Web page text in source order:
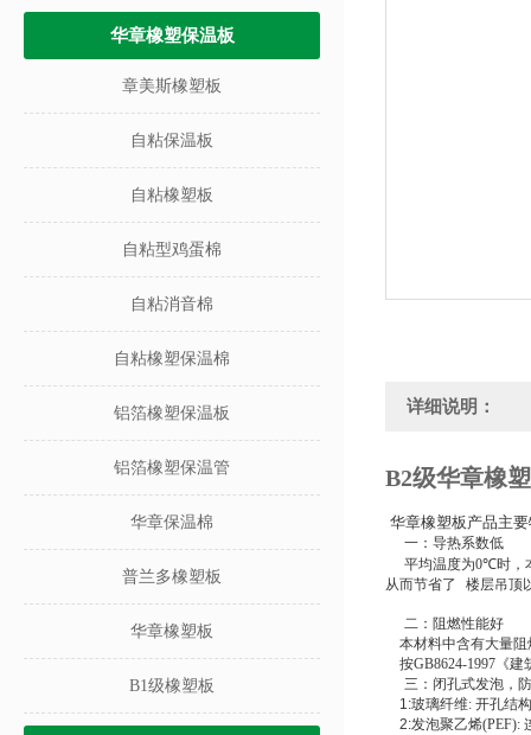
华章橡塑保温板
章美斯橡塑板
自粘保温板
自粘橡塑板
自粘型鸡蛋棉
自粘消音棉
自粘橡塑保温棉
铝箔橡塑保温板
铝箔橡塑保温管
华章保温棉
普兰多橡塑板
华章橡塑板
B1级橡塑板
详细说明：
B2级华章橡
华章橡塑板产品主
一：导热系数低
平均温度为0℃时，
从而节省了
楼层吊顶
二：阻燃性能好
本材料中含有大量
按GB8624-1997 《
三：闭孔式发泡，
1:玻璃纤维: 开孔结
2:发泡聚乙烯(PEF):